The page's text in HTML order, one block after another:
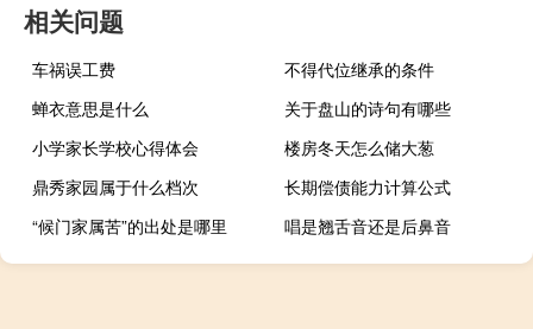
相关问题
车祸误工费
不得代位继承的条件
蝉衣意思是什么
关于盘山的诗句有哪些
小学家长学校心得体会
楼房冬天怎么储大葱
鼎秀家园属于什么档次
长期偿债能力计算公式
“候门家属苦”的出处是哪里
唱是翘舌音还是后鼻音